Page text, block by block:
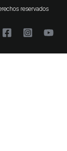
reservados